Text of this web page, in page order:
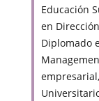
Educación
en
Diplomado